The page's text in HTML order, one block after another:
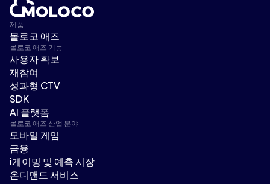
제품
몰로코 애즈
몰로코 애즈 기능
사용자 확보
재참여
성과형 CTV
SDK
AI 플랫폼
몰로코 애즈 산업 분야
모바일 게임
금융
i게이밍 및 예측 시장
온디맨드 서비스